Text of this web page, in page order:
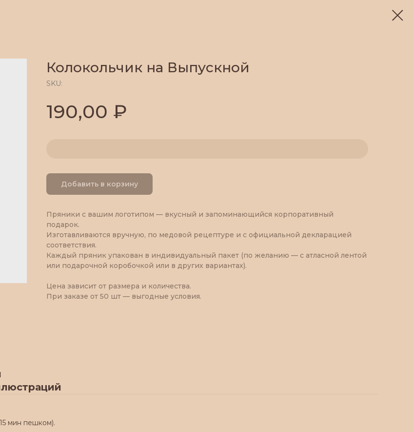
Колокольчик на Выпускной
SKU:
190,00 ₽
Добавить в корзину
Пряники с вашим логотипом — вкусный и запоминающийся корпоративный
подарок.
Изготавливаются вручную, по медовой рецептуре и с официальной декларацией
соответствия.
Каждый пряник упакован в индивидуальный пакет (по желанию — с атласной лентой
или подарочной коробочкой или в других вариантах).
Цена зависит от размера и количества.
При заказе от 50 шт — выгодные условия.
мин пешком).